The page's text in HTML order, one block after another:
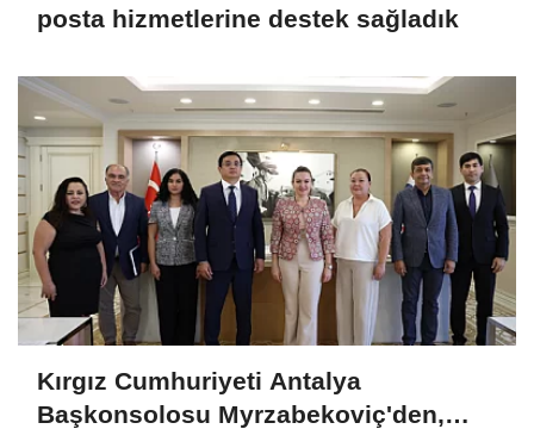
posta hizmetlerine destek sağladık
Kırgız Cumhuriyeti Antalya
Başkonsolosu Myrzabekoviç'den,